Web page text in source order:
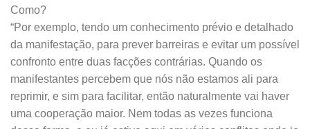
Como?
“Por exemplo, tendo um conhecimento prévio e detalhado
da manifestação, para prever barreiras e evitar um possível
confronto entre duas facções contrárias. Quando os
manifestantes percebem que nós não estamos ali para
reprimir, e sim para facilitar, então naturalmente vai haver
uma cooperação maior. Nem todas as vezes funciona